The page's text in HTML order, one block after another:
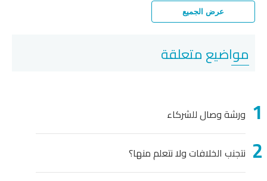
عرض الجميع
متعلقة
وصال للشركاء
الخلافات ولا نتعلم منها؟